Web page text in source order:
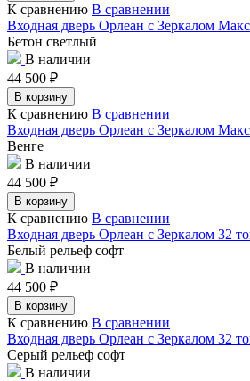
К сравнению В сравнении
Входная дверь Орлеан с Зеркалом
Бетон светлый
В наличии
44 500 ₽
В корзину
К сравнению В сравнении
Входная дверь Орлеан с Зеркалом
Венге
В наличии
44 500 ₽
В корзину
К сравнению В сравнении
Входная дверь Орлеан с Зеркалом 32
Белый рельеф софт
В наличии
44 500 ₽
В корзину
К сравнению В сравнении
Входная дверь Орлеан с Зеркалом 32
Серый рельеф софт
В наличии